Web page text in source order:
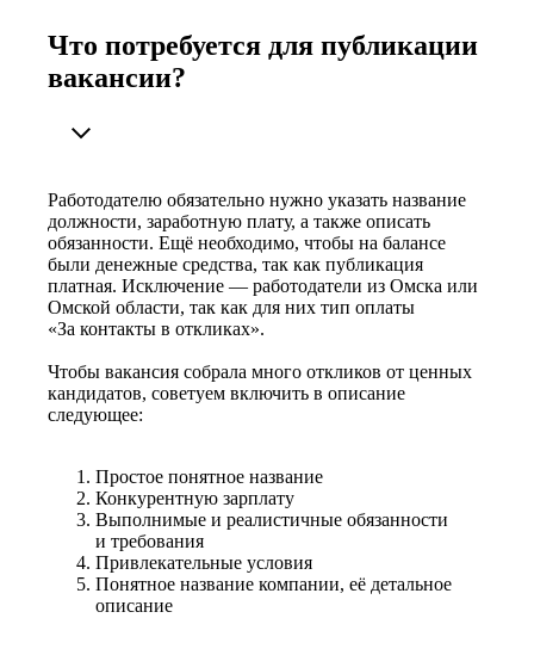
Что потребуется для публикации
вакансии?
Работодателю обязательно нужно указать название
должности, заработную плату, а также описать
обязанности. Ещё необходимо, чтобы на балансе
были денежные средства, так как публикация
платная. Исключение — работодатели из Омска или
Омской области, так как для них тип оплаты
«За контакты в откликах».
Чтобы вакансия собрала много откликов от ценных
кандидатов, советуем включить в описание
следующее:
Простое понятное название
Конкурентную зарплату
Выполнимые и реалистичные обязанности
и требования
Привлекательные условия
Понятное название компании, её детальное
описание